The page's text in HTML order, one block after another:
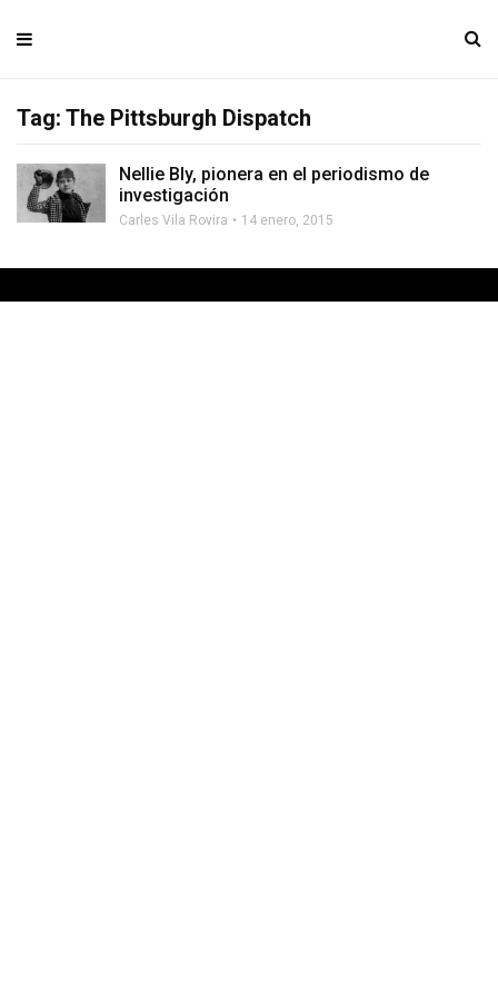
Tag: The Pittsburgh Dispatch
Nellie Bly, pionera en el periodismo de
investigación
Carles Vila Rovira 14 enero, 2015